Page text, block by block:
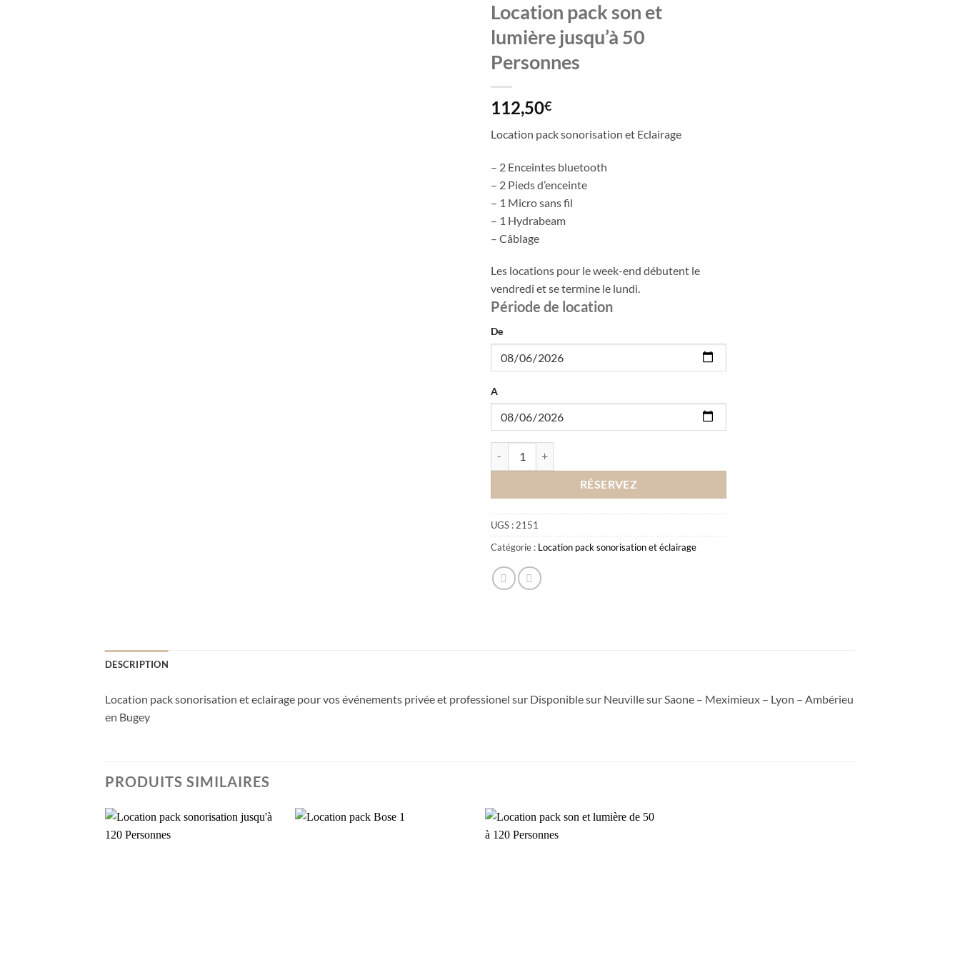
Location pack son et
lumière jusqu’à 50
Personnes
112,50€
Location pack sonorisation et Eclairage
– 2 Enceintes bluetooth
– 2 Pieds d’enceinte
– 1 Micro sans fil
– 1 Hydrabeam
– Câblage
Les locations pour le week-end débutent le
vendredi et se termine le lundi.
Période de location
De
A
RÉSERVEZ
UGS : 2151
Catégorie : Location pack sonorisation et éclairage
DESCRIPTION
Location pack sonorisation et eclairage pour vos événements privée et professionel sur Disponible sur Neuville sur Saone – Meximieux – Lyon – Ambérieu
en Bugey
PRODUITS SIMILAIRES